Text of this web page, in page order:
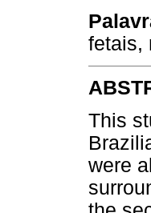
fetais,
This
were